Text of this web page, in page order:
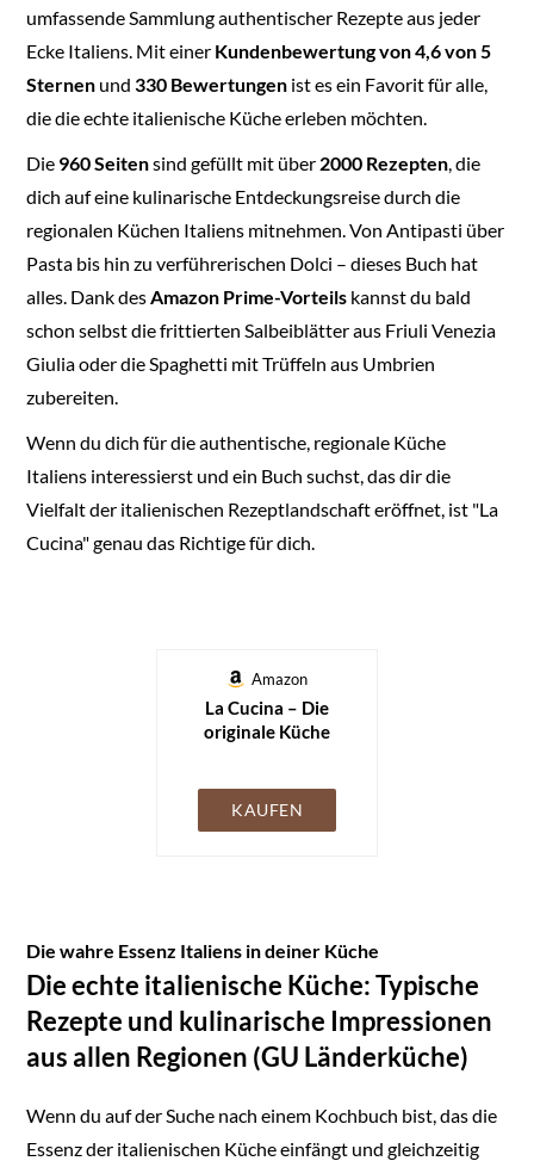
umfassende Sammlung authentischer Rezepte aus jeder
Ecke Italiens. Mit einer Kundenbewertung von 4,6 von 5
Sternen und330 Bewertungen ist es ein Favorit für alle,
die die echte italienische Küche erleben möchten.
Die 960 Seitensind gefüllt mit über 2000 Rezepten , die
dich auf eine kulinarische Entdeckungsreise durch die
regionalen Küchen Italiens mitnehmen. Von Antipasti über
Pasta bis hin zu verführerischen Dolci – dieses Buch hat
alles. Dank des Amazon Prime-Vorteils kannst du bald
schon selbst die frittierten Salbeiblätter aus Friuli Venezia
Giulia oder die Spaghetti mit Trüffeln aus Umbrien
zubereiten.
Wenn du dich für die authentische, regionale Küche
Italiens interessierst und ein Buch suchst, das dir die
Vielfalt der italienischen Rezeptlandschaft eröffnet, ist "La
Cucina" genau das Richtige für dich.
Amazon
La Cucina – Die
originale Küche
mit 2.000 Rezepten
aus allen Regionen
KAUFEN
Die wahre Essenz Italiens in deiner Küche
Die echte italienische Küche: Typische
Rezepte und kulinarische Impressionen
aus allen Regionen (GU Länderküche)
Wenn du auf der Suche nach einem Kochbuch bist, das die
Essenz der italienischen Küche einfängt und gleichzeitig